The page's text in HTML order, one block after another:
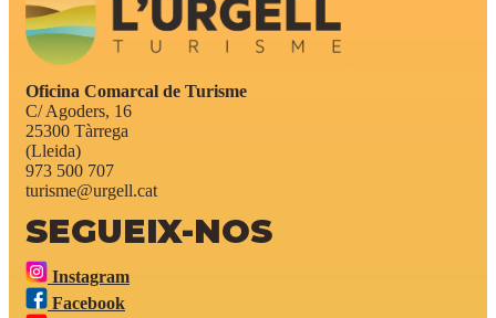
Oficina Comarcal de Turisme
C/ Agoders, 16
25300 Tàrrega
(Lleida)
973 500 707
turisme@urgell.cat
SEGUEIX-NOS
Instagram
Facebook